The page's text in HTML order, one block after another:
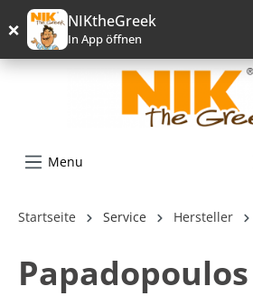
springen
× NIKtheGreek
In App öffnen
Menu
Startseite Service Hersteller
Papadopoulos